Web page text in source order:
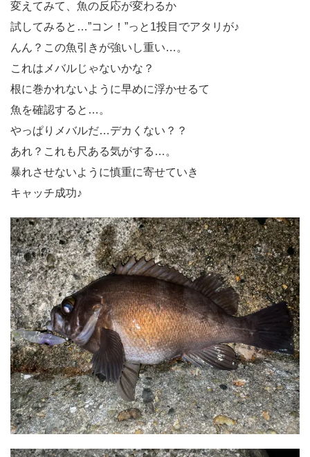
変えてみて、魚の反応が変わるか
試してみると…”コン！”っと1投目でアタリが♪
んん？この魚引きが強いし重い…。
これはメバルじゃないかな？
根に巻かれないように早めに浮かせるて
魚を確認すると…。
やっぱりメバルだ…デカくない？？
あれ？これも尺ある気がする…。
暴れさせないように慎重に寄せていき
キャッチ成功♪